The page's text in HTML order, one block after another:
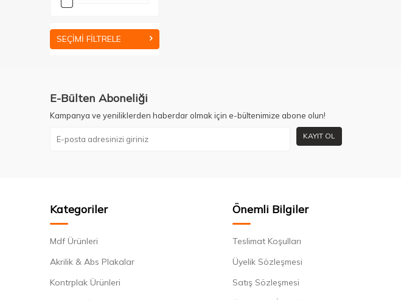
SEÇIMI FILTRELE
E-Bülten Aboneliği
Kampanya ve yeniliklerden haberdar olmak için e-bültenimize abone olun!
KAYIT OL
Kategoriler
Mdf Ürünleri
Akrilik & Abs Plakalar
Kontrplak Ürünleri
Önemli Bilgiler
Teslimat Koşulları
Üyelik Sözleşmesi
Satış Sözleşmesi